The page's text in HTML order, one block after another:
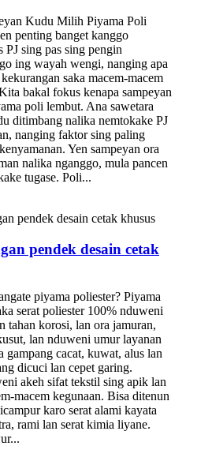
Kudu Milih Piyama Poli
penting banget kanggo
PJ sing pas sing pengin
ing wayah wengi, nanging apa
saka macem-macem
bakal fokus kenapa sampeyan
poli lembut. Ana sawetara
ditimbang nalika nemtokake PJ
nanging faktor sing paling
Yen sampeyan ora
nalika nganggo, mula pancen
tugase. Poli...
pendek desain cetak
piyama poliester? Piyama
serat poliester 100% nduweni
tahan korosi, lan ora jamuran,
lan nduweni umur layanan
gampang cacat, kuwat, alus lan
dicuci lan cepet garing.
akeh sifat tekstil sing apik lan
macem kegunaan. Bisa ditenun
karo serat alami kayata
rami lan serat kimia liyane.